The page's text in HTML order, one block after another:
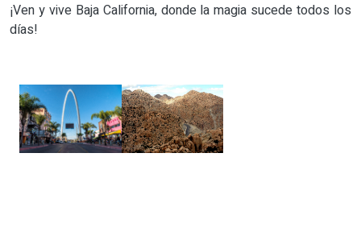
¡Ven y vive Baja California, donde la magia sucede todos los
días!